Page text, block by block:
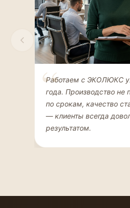
Елена Соколова
ДИЗАЙНЕР ИНТЕРЬЕРОВ
Работаем с ЭКОЛЮКС
года. Производство не
по срокам, качество
— клиенты всегда
результатом.